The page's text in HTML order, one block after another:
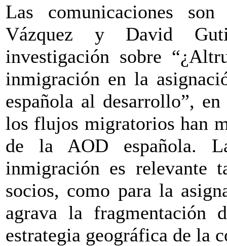
Las comunicaciones
Vázquez y David
investigación sobre
inmigración en la
española al desarrollo”,
los flujos migratorios han
de la AOD española.
inmigración es relevante
socios, como para la
agrava la fragmentación
estrategia geográfica de la